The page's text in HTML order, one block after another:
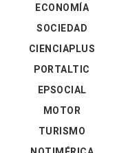
ECONOMÍA
SOCIEDAD
CIENCIAPLUS
PORTALTIC
EPSOCIAL
MOTOR
TURISMO